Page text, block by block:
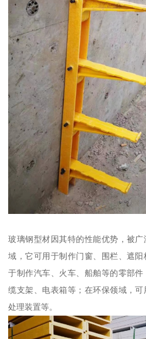
玻璃钢型材因其特的性能优势，被
域，它可用于制作门窗、围栏、遮
于制作汽车、火车、船舶等的零部
缆支架、电表箱等；在环保领域，
处理装置等。